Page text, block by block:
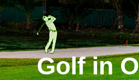
Saltar
al
contenido
Golf in